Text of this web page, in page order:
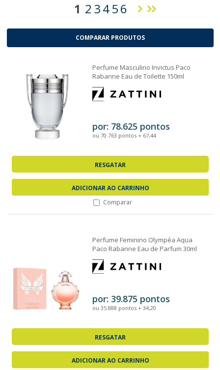
1 2 3456
COMPARAR PRODUTOS
Perfume Masculino Invictus Paco
Rabanne Eau de Toilette 150ml
por: 78.625 pontos
ou 70.763 pontos + 67,44
RESGATAR
ADICIONAR AO CARRINHO
Comparar
Perfume Feminino Olympéa Aqua
Paco Rabanne Eau de Parfum 30ml
por: 39.875 pontos
ou 35.888 pontos + 34,20
RESGATAR
ADICIONAR AO CARRINHO